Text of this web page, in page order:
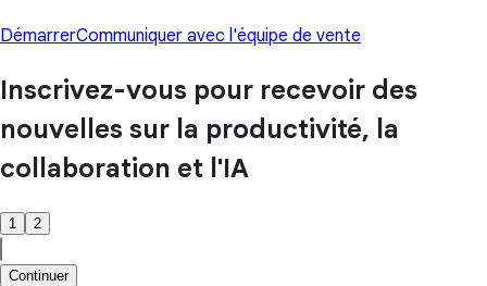
DémarrerCommuniquer avec l'équipe de vente
Inscrivez-vous pour recevoir des
nouvelles sur la productivité, la
collaboration et l'IA
1 2
Continuer